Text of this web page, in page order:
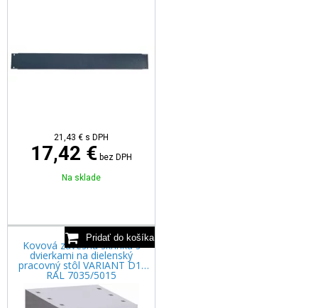
21,43 € s DPH
17,42 € bez DPH
Na sklade
Kovová závesná skrinka s
dvierkami na dielenský
pracovný stôl VARIANT D1,
RAL 7035/5015